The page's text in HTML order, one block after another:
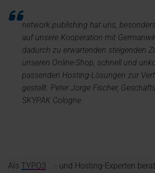
network.publishing hat uns,
auf unsere Kooperation mit
dadurch zu erwartenden steigenden
unseren Online-Shop, schnell und
passenden Hosting-Lösungen zur
gestellt. Peter Jorge Fischer,
SKYPAK Cologne
Als TYPO3
- und Hosting-Experten